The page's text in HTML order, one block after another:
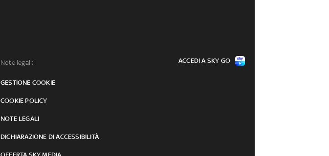
Note legali:
GESTIONE COOKIE
COOKIE POLICY
NOTE LEGALI
DICHIARAZIONE DI ACCESSIBILITÀ
ACCEDI A SKY GO